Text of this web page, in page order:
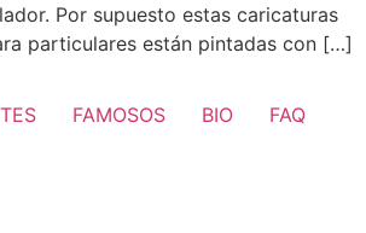
Por supuesto estas caricaturas
particulares están pintadas con […]
FAMOSOS BIO FAQ